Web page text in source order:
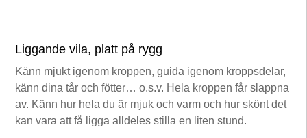
Liggande vila, platt på rygg
Känn mjukt igenom kroppen, guida igenom kroppsdelar,
känn dina tår och fötter… o.s.v. Hela kroppen får slappna
av. Känn hur hela du är mjuk och varm och hur skönt det
kan vara att få ligga alldeles stilla en liten stund.